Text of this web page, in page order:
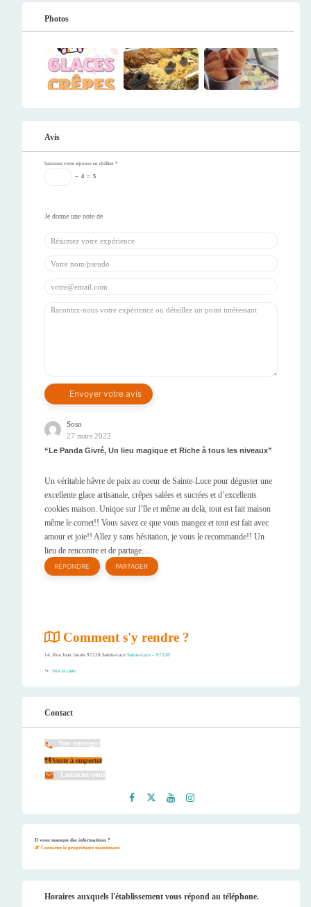
Photos
Avis
Saisissez votre réponse en chiffres *
− 4 = 5
Soso
27 mars 2022
Le Panda Givré, Un lieu magique et Riche à tous les niveaux
Un véritable hâvre de paix au coeur de Sainte-Luce pour déguster une
excellente glace artisanale, crêpes salées et sucrées et d’excellents
cookies maison. Unique sur l’île et même au delà, tout est fait maison
même le cornet!! Vous savez ce que vous mangez et tout est fait avec
amour et joie!! Allez y sans hésitation, je vous le recommande!! Un
lieu de rencontre et de partage…
RÉPONDRE PARTAGER
Comment s'y rendre ?
14, Rue Jean Jaurès 97228 Sainte-Luce Sainte-Luce – 97228
Voir la carte
Contact
Non renseigné
Vente à emporter
Contactez-nous
Il vous manque des informations ?
Contactez le propriétaire maintenant.
Horaires auxquels l'établissement vous répond au téléphone.